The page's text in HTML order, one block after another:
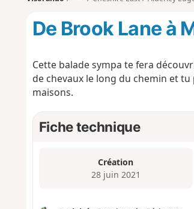
De Brook Lane à
Cette balade sympa te fera
de chevaux le long du chemin et
maisons.
Fiche technique
Création
28 juin 2021